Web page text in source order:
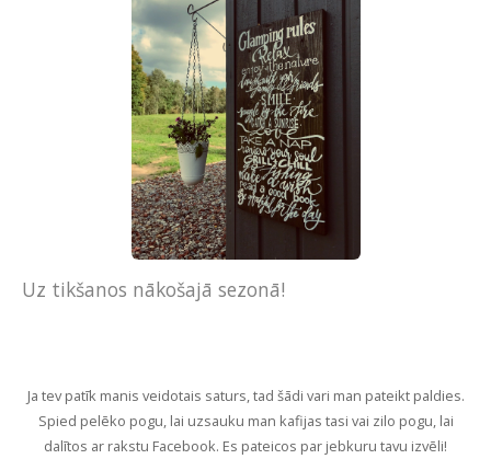
Uz tikšanos nākošajā sezonā!
Ja tev patīk manis veidotais saturs, tad šādi vari man pateikt paldies.
Spied pelēko pogu, lai uzsauku man kafijas tasi vai zilo pogu, lai
dalītos ar rakstu Facebook. Es pateicos par jebkuru tavu izvēli!